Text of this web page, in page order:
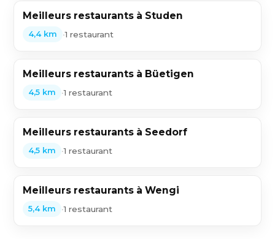
Meilleurs restaurants à Studen
4,4 km •1 restaurant
Meilleurs restaurants à Büetigen
4,5 km •1 restaurant
Meilleurs restaurants à Seedorf
4,5 km •1 restaurant
Meilleurs restaurants à Wengi
5,4 km •1 restaurant